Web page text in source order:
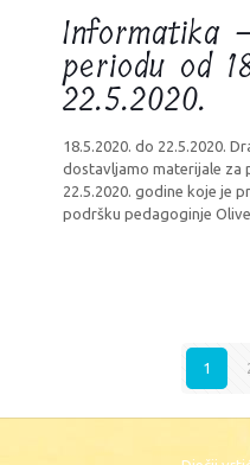
Informatika
periodu od
22.5.2020.
18.5.2020. do 22.5.2020.
dostavljamo materijale za
22.5.2020. godine koje je
podršku pedagoginje
1